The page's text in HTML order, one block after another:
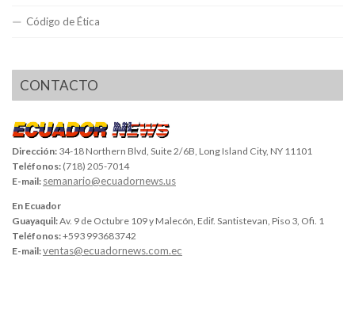
Código de Ética
CONTACTO
Dirección: 34-18 Northern Blvd, Suite 2/6B, Long Island City, NY 11101
Teléfonos: (718) 205-7014
E-mail: semanario@ecuadornews.us
En Ecuador
Guayaquil:Av. 9 de Octubre 109 y Malecón, Edif. Santistevan, Piso 3, Ofi. 1
Teléfonos:+593 993683742
E-mail:ventas@ecuadornews.com.ec